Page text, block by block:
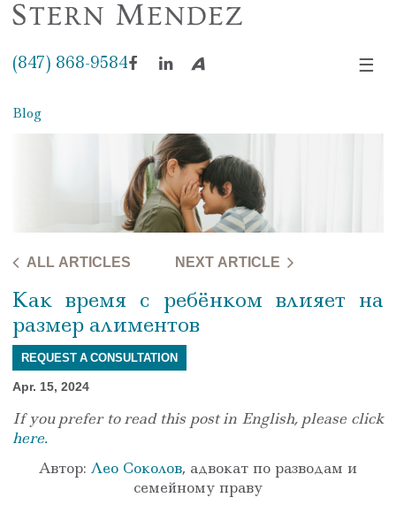
(847) 868-9584 ☰
Blog
ALL ARTICLES NEXT ARTICLE
Как время с ребёнком влияет на
размер алиментов
REQUEST A CONSULTATION
Apr. 15, 2024
If you prefer to read this post in English, please click
here.
Автор: Лео Соколов, адвокат по разводам и
семейному праву